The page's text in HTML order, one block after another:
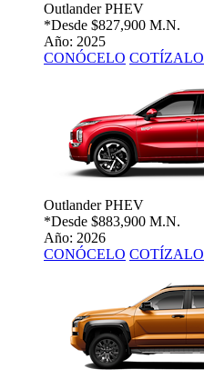
Outlander PHEV
*Desde $827,900 M.N.
Año: 2025
CONÓCELO COTÍZALO
Outlander PHEV
*Desde $883,900 M.N.
Año: 2026
CONÓCELO COTÍZALO